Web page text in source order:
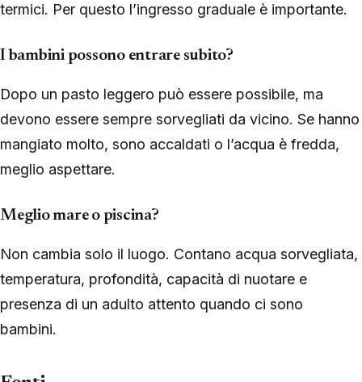
termici. Per questo l’ingresso graduale è importante.
I bambini possono entrare subito?
Dopo un pasto leggero può essere possibile, ma
devono essere sempre sorvegliati da vicino. Se hanno
mangiato molto, sono accaldati o l’acqua è fredda,
meglio aspettare.
Meglio mare o piscina?
Non cambia solo il luogo. Contano acqua sorvegliata,
temperatura, profondità, capacità di nuotare e
presenza di un adulto attento quando ci sono
bambini.